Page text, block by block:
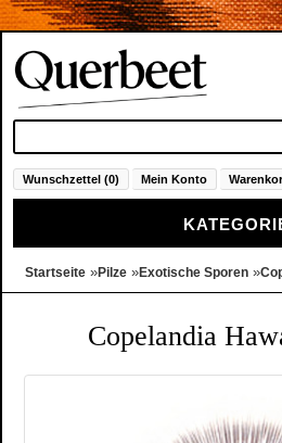
Wunschzettel (0) Mein Konto
Startseite »Pilze »Exotische Sporen »
Copelandia